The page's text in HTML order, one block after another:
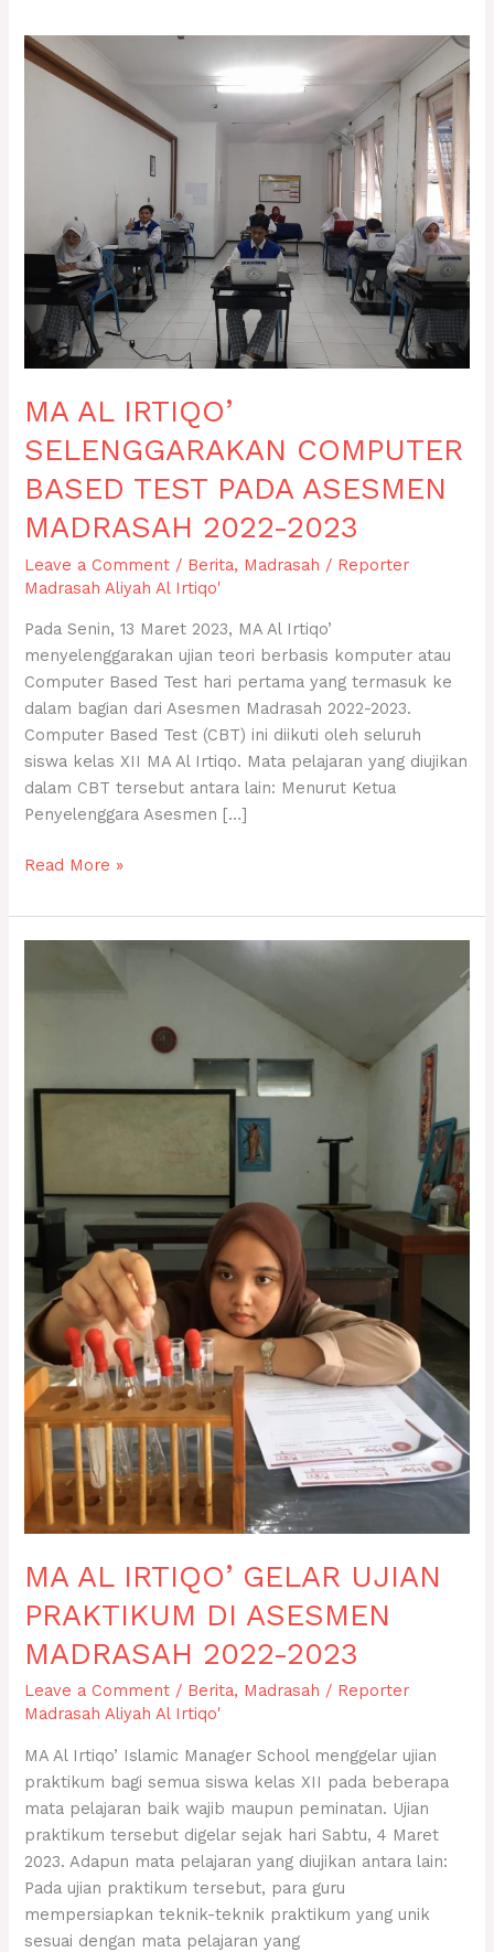
MA AL IRTIQO’
SELENGGARAKAN COMPUTER
BASED TEST PADA ASESMEN
MADRASAH 2022-2023
Leave a Comment / Berita, Madrasah / Reporter
Madrasah Aliyah Al Irtiqo'
Pada Senin, 13 Maret 2023, MA Al Irtiqo’
menyelenggarakan ujian teori berbasis komputer atau
Computer Based Test hari pertama yang termasuk ke
dalam bagian dari Asesmen Madrasah 2022-2023.
Computer Based Test (CBT) ini diikuti oleh seluruh
siswa kelas XII MA Al Irtiqo. Mata pelajaran yang diujikan
dalam CBT tersebut antara lain: Menurut Ketua
Penyelenggara Asesmen […]
MA
AL
IRTIQO’
SELENGGARAKAN
PADA
ASESMEN
MADRASAH
2022-
2023
Read More »
MA AL IRTIQO’ GELAR UJIAN
PRAKTIKUM DI ASESMEN
MADRASAH 2022-2023
Leave a Comment / Berita, Madrasah / Reporter
Madrasah Aliyah Al Irtiqo'
MA Al Irtiqo’ Islamic Manager School menggelar ujian
praktikum bagi semua siswa kelas XII pada beberapa
mata pelajaran baik wajib maupun peminatan. Ujian
praktikum tersebut digelar sejak hari Sabtu, 4 Maret
2023. Adapun mata pelajaran yang diujikan antara lain:
Pada ujian praktikum tersebut, para guru
mempersiapkan teknik-teknik praktikum yang unik
sesuai dengan mata pelajaran yang
PRAKTIKUM
DI
2022-
2023